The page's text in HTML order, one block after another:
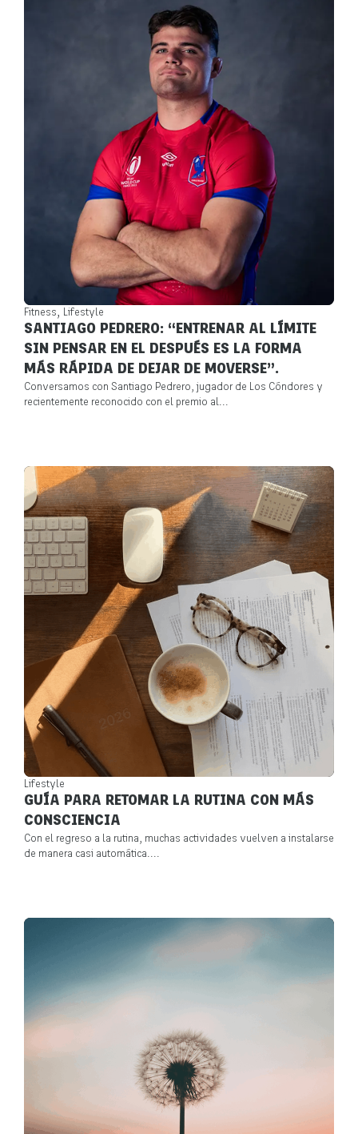
Fitness Lifestyle
SANTIAGO PEDRERO: “ENTRENAR AL LÍMITE
SIN PENSAR EN EL DESPUÉS ES LA FORMA
MÁS RÁPIDA DE DEJAR DE MOVERSE”.
Conversamos con Santiago Pedrero, jugador de Los Cóndores y
recientemente reconocido con el premio al...
Lifestyle
GUÍA PARA RETOMAR LA RUTINA CON MÁS
CONSCIENCIA
Con el regreso a la rutina, muchas actividades vuelven a instalarse
de manera casi automática....